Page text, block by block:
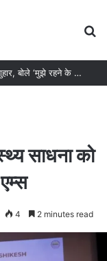
देर रात क्रिकेटर ऋषभ पंत ने सीएम धामी से लगाई गुहार, बोले ‘मुझे रहने के लिए जगह नहीं मिल रही’
साधना को
4 2 minutes read